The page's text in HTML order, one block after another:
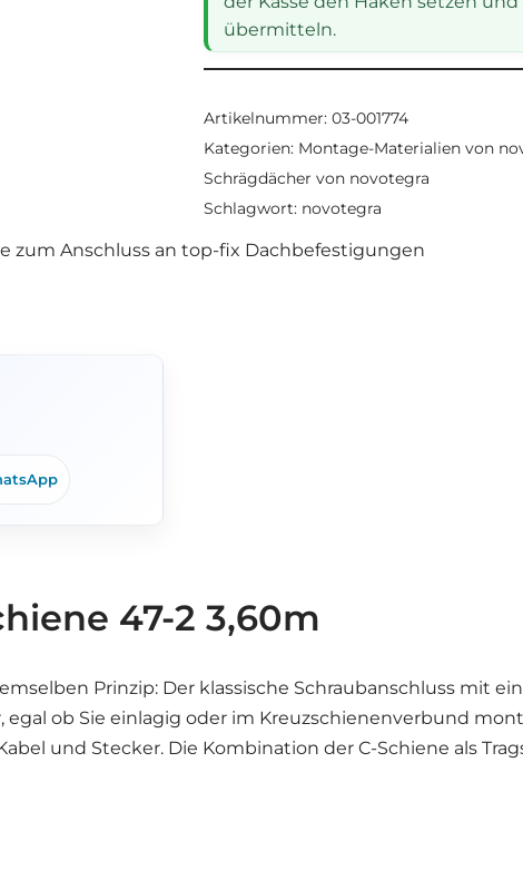
übermitteln.
Artikelnummer: 03-001774
Kategorien: Montage-Materialien von
Schrägdächer von novotegra
Schlagwort: novotegra
zum Anschluss an top-fix Dachbefestigungen
47-2 3,60m
Prinzip: Der klassische Schraubanschluss mit
ob Sie einlagig oder im Kreuzschienenverbund
und Stecker. Die Kombination der C-Schiene als